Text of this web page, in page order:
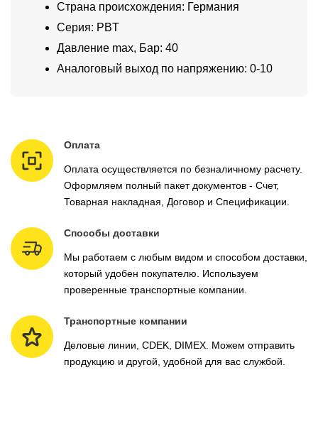
Страна происхождения: Германия
Серия: PBT
Давление max, Бар: 40
Аналоговый выход по напряжению: 0-10
Оплата
Оплата осуществляется по безналичному расчету.
Оформляем полный пакет документов - Счет,
Товарная накладная, Договор и Спецификации.
Способы доставки
Мы работаем с любым видом и способом доставки,
который удобен покупателю. Используем
проверенные транспортные компании.
Транспортные компании
Деловые линии, CDEK, DIMEX. Можем отправить
продукцию и другой, удобной для вас службой.